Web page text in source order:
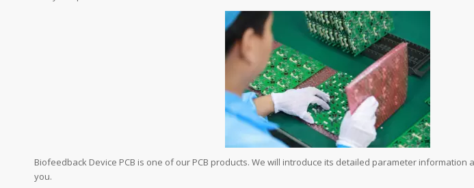
Biofeedback Device PCB is one of our PCB products. We will introduce its detailed parameter information
you.